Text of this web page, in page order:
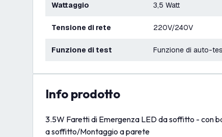
Wattaggio 3,5 Watt
Tensione di rete 220V/240V
Funzione di test Funzione di auto-
info prodotto
3.5W Faretti di Emergenza LED da soffitto - con
a soffitto/Montaggio a parete